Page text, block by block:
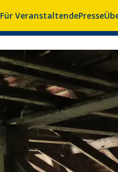
Für VeranstaltendePresse